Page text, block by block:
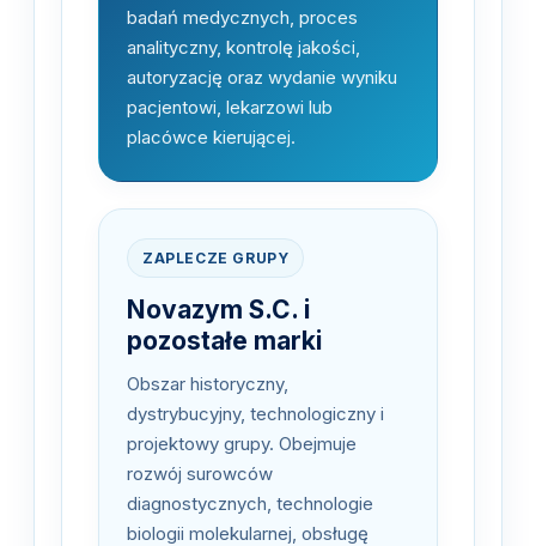
badań medycznych, proces
analityczny, kontrolę jakości,
autoryzację oraz wydanie wyniku
pacjentowi, lekarzowi lub
placówce kierującej.
ZAPLECZE GRUPY
Novazym S.C. i
pozostałe marki
Obszar historyczny,
dystrybucyjny, technologiczny i
projektowy grupy. Obejmuje
rozwój surowców
diagnostycznych, technologie
biologii molekularnej, obsługę